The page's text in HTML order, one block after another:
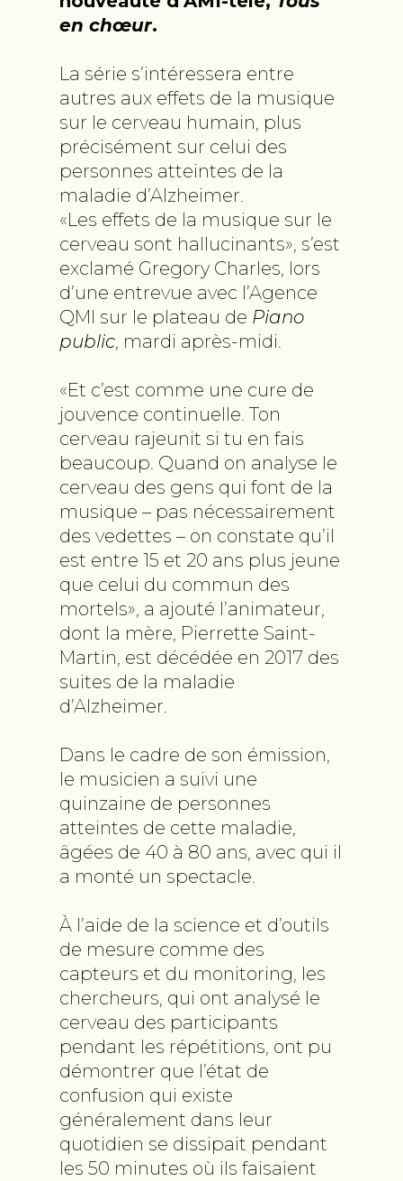
en chœur.
La série s’intéressera entre
autres aux effets de la musique
sur le cerveau humain, plus
précisément sur celui des
personnes atteintes de la
maladie d’Alzheimer.
«Les effets de la musique sur le
cerveau sont hallucinants», s’est
exclamé Gregory Charles, lors
d’une entrevue avec l’Agence
QMI sur le plateau de Piano
public, mardi après-midi.
«Et c’est comme une cure de
jouvence continuelle. Ton
cerveau rajeunit si tu en fais
beaucoup. Quand on analyse le
cerveau des gens qui font de la
musique – pas nécessairement
des vedettes – on constate qu’il
est entre 15 et 20 ans plus jeune
que celui du commun des
mortels», a ajouté l’animateur,
dont la mère, Pierrette Saint-
Martin, est décédée en 2017 des
suites de la maladie
d’Alzheimer.
Dans le cadre de son émission,
le musicien a suivi une
quinzaine de personnes
atteintes de cette maladie,
âgées de 40 à 80 ans, avec qui il
a monté un spectacle.
À l’aide de la science et d’outils
de mesure comme des
capteurs et du monitoring, les
chercheurs, qui ont analysé le
cerveau des participants
pendant les répétitions, ont pu
démontrer que l’état de
confusion qui existe
généralement dans leur
quotidien se dissipait pendant
les 50 minutes où ils faisaient